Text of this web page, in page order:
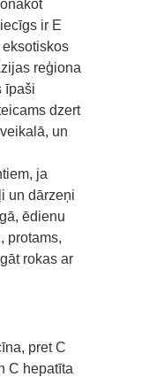
ir E
eksotiskos
reģiona
īpaši
dzert
un
ja
un dārzeņi
ēdienu
protams,
rokas ar
pret C
C hepatīta